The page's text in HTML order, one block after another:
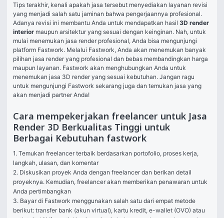
Tips terakhir, kenali apakah jasa tersebut menyediakan layanan revisi
yang menjadi salah satu jaminan bahwa pengerjaannya profesional.
Adanya revisi ini membantu Anda untuk mendapatkan hasil 3D render
interior maupun arsitektur yang sesuai dengan keinginan. Nah, untuk
mulai menemukan jasa render profesional, Anda bisa mengunjungi
platform Fastwork. Melalui Fastwork, Anda akan menemukan banyak
pilihan jasa render yang profesional dan bebas membandingkan harga
maupun layanan. Fastwork akan menghubungkan Anda untuk
menemukan jasa 3D render yang sesuai kebutuhan. Jangan ragu
untuk mengunjungi Fastwork sekarang juga dan temukan jasa yang
akan menjadi partner Anda!
Cara mempekerjakan freelancer untuk Jasa
Render 3D Berkualitas Tinggi untuk
Berbagai Kebutuhan fastwork
1. Temukan freelancer terbaik berdasarkan portofolio, proses kerja,
langkah, ulasan, dan komentar
2. Diskusikan proyek Anda dengan freelancer dan berikan detail
proyeknya. Kemudian, freelancer akan memberikan penawaran untuk
Anda pertimbangkan
3. Bayar di Fastwork menggunakan salah satu dari empat metode
berikut: transfer bank (akun virtual), kartu kredit, e-wallet (OVO) atau